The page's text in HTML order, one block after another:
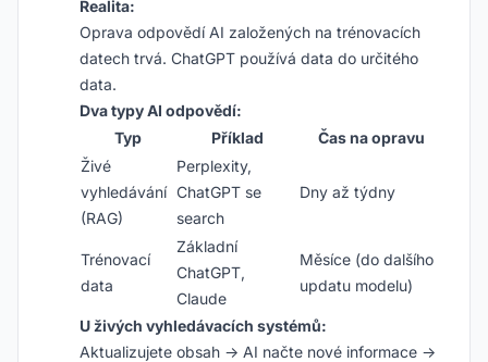
Realita:
Oprava odpovědí AI založených na trénovacích
datech trvá. ChatGPT používá data do určitého
data.
Dva typy AI odpovědí:
Typ
Příklad
Čas na opravu
Živé
vyhledávání
(RAG)
Perplexity,
ChatGPT se
search
Dny až týdny
Trénovací
data
Základní
ChatGPT,
Claude
Měsíce (do dalšího
updatu modelu)
U živých vyhledávacích systémů:
Aktualizujete obsah → AI načte nové informace →